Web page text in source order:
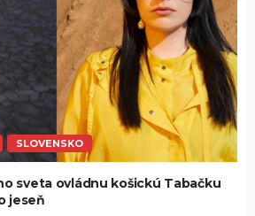
SLOVENSKO
sveta ovládnu košickú Tabačku
jeseň